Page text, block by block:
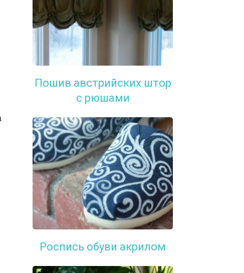
Пошив австрийских штор
с рюшами
Роспись обуви акрилом